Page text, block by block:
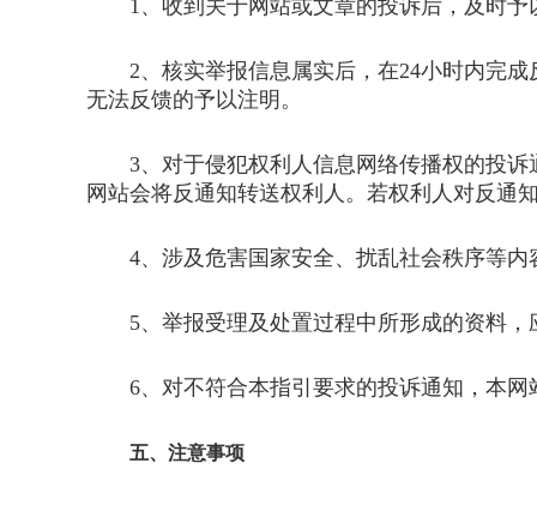
1、收到关于网站或文章的投诉后，及时予
2、核实举报信息属实后，在24小时内完成
无法反馈的予以注明。
3、对于侵犯权利人信息网络传播权的投诉
网站会将反通知转送权利人。若权利人对反通
4、涉及危害国家安全、扰乱社会秩序等内
5、举报受理及处置过程中所形成的资料，
6、对不符合本指引要求的投诉通知，本网
五、注意事项